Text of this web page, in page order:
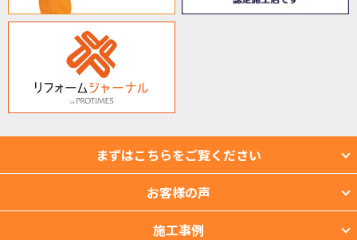
まずはこちらをご覧ください
お客様の声
施工事例